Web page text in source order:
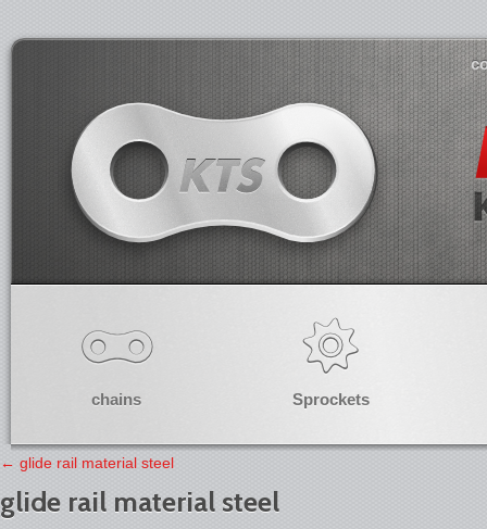
chains Sprockets
← glide rail material steel
glide rail material steel